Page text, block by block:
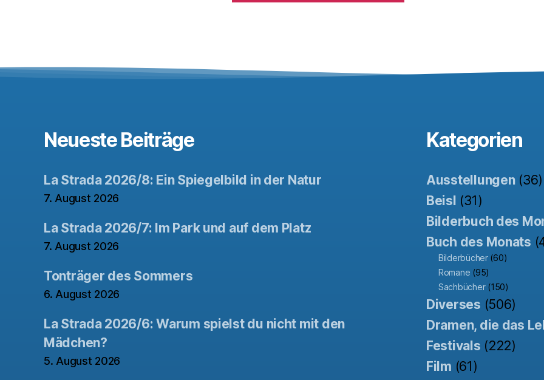
Neueste Beiträge
La Strada 2026/8: Ein Spiegelbild in der Natur
7. August 2026
La Strada 2026/7: Im Park und auf dem Platz
7. August 2026
Tonträger des Sommers
6. August 2026
La Strada 2026/6: Warum spielst du nicht mit den
Mädchen?
5. August 2026
Kategorien
Ausstellungen(36)
Beisl (31)
Bilderbuch des
Buch des Monats
Bilderbücher(60)
Romane (95)
Sachbücher(150)
Diverses (506)
Dramen, die das
Festivals (222)
Film (61)